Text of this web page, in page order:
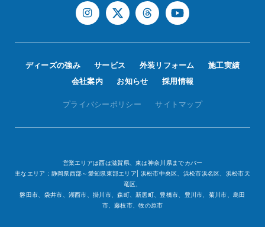
ディーズの強み サービス 外装リフォーム
施工実績
会社案内
お知らせ 採用情報
プライバシーポリシー サイトマップ
営業エリアは西は滋賀県、東は神奈川県までカバー
主なエリア：静岡県西部～愛知県東部エリア| 浜松市中央区、浜松市浜名区、浜松市天
竜区、
磐田市、袋井市、湖西市、掛川市、森町、新居町、豊橋市、豊川市、菊川市、島田
市、藤枝市、牧の原市